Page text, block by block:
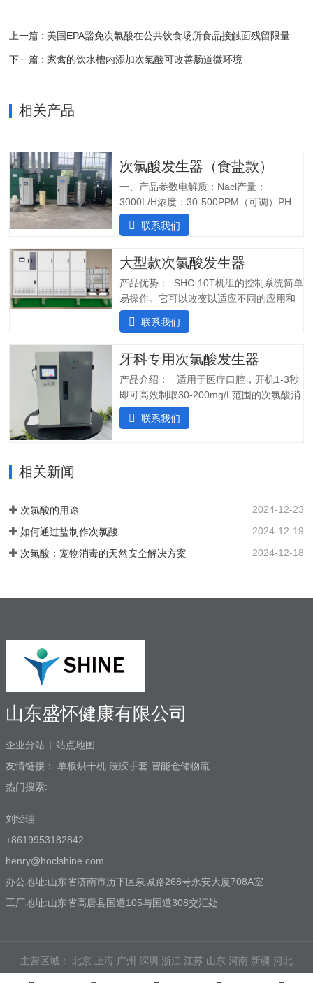
上一篇 : 美国EPA豁免次氯酸在公共饮食场所食品接触面残留限量
下一篇 : 家禽的饮水槽内添加次氯酸可改善肠道微环境
相关产品
次氯酸发生器（食盐款）
一、产品参数电解质：Nacl产量：
3000L/H浓度：30-500PPM（可调）PH
值：5.0-6.5纯水系统酸水最大功率：
7200W纯水最大功率：1800W输入电压：
装完毕二、产品特点：1.自主研发：可满
足客户个性化定制需求；2.高度集成系
统：前置水预处理系统搭配RO反渗透系
统，一体化集成;3.PLC控制:在线显示浓
度、ph值、氧化还原电位ORP等指标;4.安
操作简单:操作界面简单清晰，无需培训；
守，远程操作，实时显示；三、产品使用
场景：…
联系我们
大型款次氯酸发生器
产品优势： SHC-10T机组的控制系统简单
易操作。它可以改变以适应不同的应用和
条件。液压部分安装了一个流量控制器，
用于在供水中断时关闭SHINE装置，并在
确保在任何给定时间提供所需的剂量。外
壳由非腐蚀性材料制成。管子和连接器采
用进口氟胶管，对腐蚀性溶液具有很强的
抵抗力。所有输入和输出连接器都位于外
壳的侧面，以便方便地放置设备。带有电
联系我们
牙科专用次氯酸发生器
产品介绍： 适用于医疗口腔，开机1-3秒
即可高效制取30-200mg/L范围的次氯酸消
毒水；使用口腔水路消毒一体机生成的微
酸性电解次氯酸水，作为口腔治疗台的牙
消毒问题。各地市的使用标准：解决方案
以及使用场景：1. 一机多用，解决牙椅水
联系我们
相关新闻
次氯酸的用途 2024-12-23
如何通过盐制作次氯酸 2024-12-19
次氯酸：宠物消毒的天然安全解决方案 2024-12-18
山东盛怀健康有限公司
企业分站 | 站点地图
友情链接： 单板烘干机 浸胶手套 智能仓储物流
热门搜索:
刘经理
+8619953182842
henry@hoclshine.com
办公地址:山东省济南市历下区泉城路268号永安大厦708A室
工厂地址:山东省高唐县国道105与国道308交汇处
主营区域： 北京 上海 广州 深圳 浙江 江苏 山东 河南 新疆 河北